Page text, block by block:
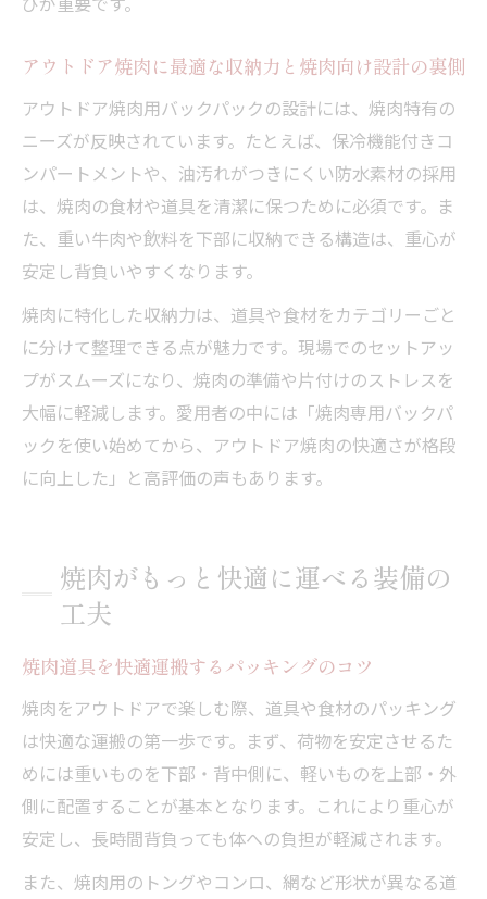
アウトドア焼肉に最適な収納力と焼肉向け設計の裏側
アウトドア焼肉用バックパックの設計には、焼肉特有の
ニーズが反映されています。たとえば、保冷機能付きコ
ンパートメントや、油汚れがつきにくい防水素材の採用
は、焼肉の食材や道具を清潔に保つために必須です。ま
た、重い牛肉や飲料を下部に収納できる構造は、重心が
安定し背負いやすくなります。
焼肉に特化した収納力は、道具や食材をカテゴリーごと
に分けて整理できる点が魅力です。現場でのセットアッ
プがスムーズになり、焼肉の準備や片付けのストレスを
大幅に軽減します。愛用者の中には「焼肉専用バックパ
ックを使い始めてから、アウトドア焼肉の快適さが格段
に向上した」と高評価の声もあります。
焼肉がもっと快適に運べる装備の
工夫
焼肉道具を快適運搬するパッキングのコツ
焼肉をアウトドアで楽しむ際、道具や食材のパッキング
は快適な運搬の第一歩です。まず、荷物を安定させるた
めには重いものを下部・背中側に、軽いものを上部・外
側に配置することが基本となります。これにより重心が
安定し、長時間背負っても体への負担が軽減されます。
また、焼肉用のトングやコンロ、網など形状が異なる道